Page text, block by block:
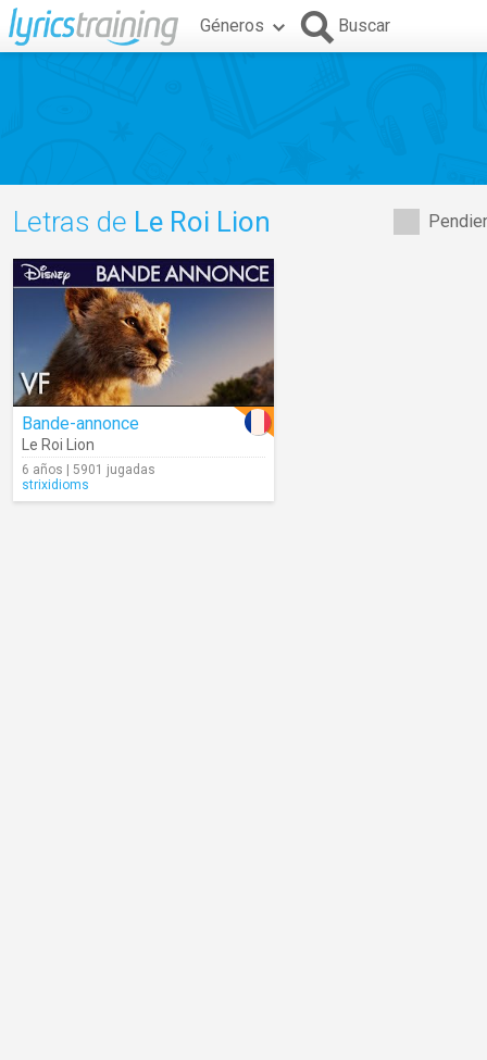
Géneros Buscar
Letras de Le Roi Lion
Bande-annonce
Le Roi Lion
6 años | 5901 jugadas
strixidioms